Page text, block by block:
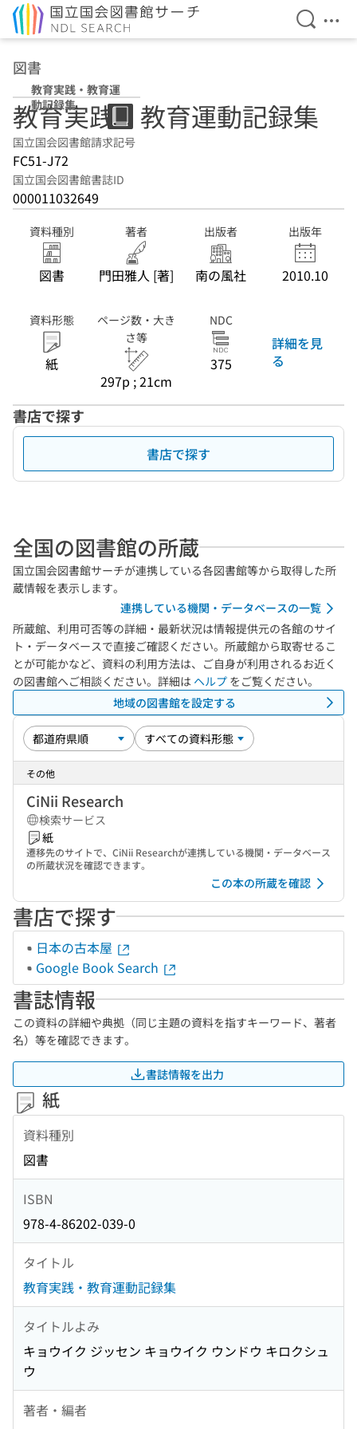
検索を
メ
図書
教育実践・教育運
動記録集
教育実践・教育運動記録集
国立国会図書館請求記号
FC51-J72
国立国会図書館書誌ID
000011032649
資料種別
図書
著者
門田雅人 [著]
出版者
南の風社
出版年
2010.10
資料形態
紙
ページ数・大き
さ等
297p ; 21cm
NDC
375
詳細を見
る
書店で探す
書店で探す
全国の図書館の所蔵
国立国会図書館サーチが連携している各図書館等から取得した所
蔵情報を表示します。
連携している機関・データベースの一覧
所蔵館、利用可否等の詳細・最新状況は情報提供元の各館のサイ
ト・データベースで直接ご確認ください。所蔵館から取寄せるこ
とが可能かなど、資料の利用方法は、ご自身が利用されるお近く
の図書館へご相談ください。詳細は ヘルプ をご覧ください。
地域の図書館を設定する
その他
CiNii Research
検索サービス
紙
遷移先のサイトで、CiNii Researchが連携している機関・データベース
の所蔵状況を確認できます。
この本の所蔵を確認
書店で探す
日本の古本屋
Google Book Search
書誌情報
この資料の詳細や典拠（同じ主題の資料を指すキーワード、著者
名）等を確認できます。
書誌情報を出力
紙
資料種別
図書
ISBN
978-4-86202-039-0
タイトル
教育実践・教育運動記録集
タイトルよみ
キョウイク ジッセン キョウイク ウンドウ キロクシュ
ウ
著者・編者